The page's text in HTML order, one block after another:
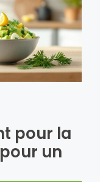
pour la
un